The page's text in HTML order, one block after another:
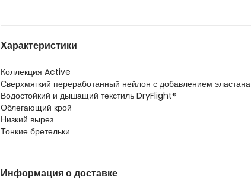
Характеристики
Коллекция Active
Сверхмягкий переработанный нейлон с добавлением эластана
Водостойкий и дышащий текстиль DryFlight®
Облегающий крой
Низкий вырез
Тонкие бретельки
Информация о доставке